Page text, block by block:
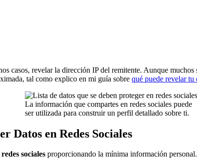
casos, revelar la dirección IP del remitente. Aunque
tal como explico en mi guía sobre qué puede revelar tu
La información que compartes en redes sociales puede
ser utilizada para construir un perfil detallado sobre ti.
Datos en Redes Sociales
sociales proporcionando la mínima información